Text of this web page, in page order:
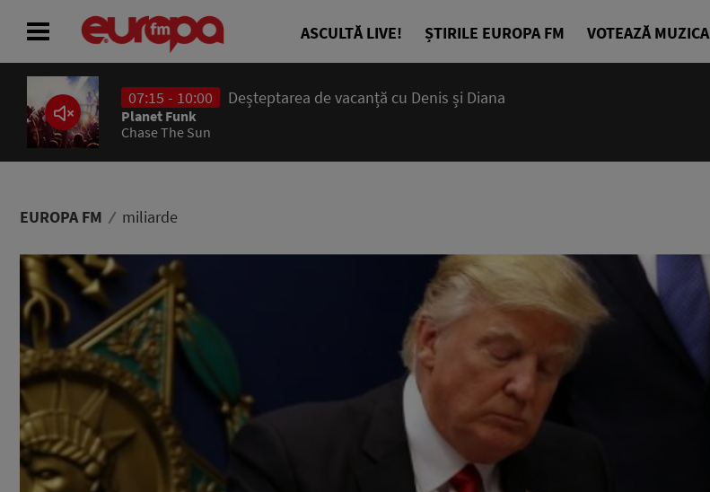
ASCULTĂ LIVE! ȘTIRILE EUROPA FM VOTEAZĂ MUZICA
07:15 - 10:00 Deșteptarea de vacanță cu Denis și Diana
Planet Funk
Chase The Sun
EUROPA FM miliarde
ACASĂ
ȘTIRI
PODCAST
ASCULTĂ LIVE